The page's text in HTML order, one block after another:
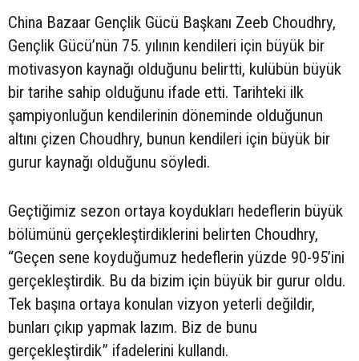
China Bazaar Gençlik Gücü Başkanı Zeeb Choudhry,
Gençlik Gücü’nün 75. yılının kendileri için büyük bir
motivasyon kaynağı olduğunu belirtti, kulübün büyük
bir tarihe sahip olduğunu ifade etti. Tarihteki ilk
şampiyonluğun kendilerinin döneminde olduğunun
altını çizen Choudhry, bunun kendileri için büyük bir
gurur kaynağı olduğunu söyledi.
Geçtiğimiz sezon ortaya koydukları hedeflerin büyük
bölümünü gerçekleştirdiklerini belirten Choudhry,
“Geçen sene koyduğumuz hedeflerin yüzde 90-95’ini
gerçekleştirdik. Bu da bizim için büyük bir gurur oldu.
Tek başına ortaya konulan vizyon yeterli değildir,
bunları çıkıp yapmak lazım. Biz de bunu
gerçekleştirdik” ifadelerini kullandı.